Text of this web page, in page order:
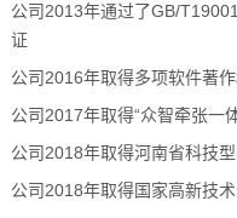
公司2013年通过了GB/
证
公司2016年取得多项软件著
公司2017年取得“众智牵张一
公司2018年取得河南省科技
公司2018年取得国家高新技